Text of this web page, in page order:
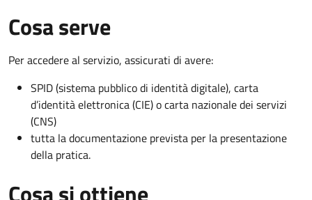
Cosa serve
Per accedere al servizio, assicurati di avere:
SPID (sistema pubblico di identità digitale), carta
d’identità elettronica (CIE) o carta nazionale dei servizi
(CNS)
tutta la documentazione prevista per la presentazione
della pratica.